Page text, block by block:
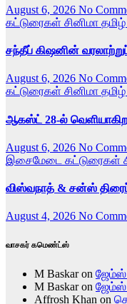
August 6, 2026 No
கட்டுரைகள் சினிமா தமிழ்
சந்தீப் கிஷனின்
August 6, 2026 No
கட்டுரைகள் சினிமா தமிழ்
ஆகஸ்ட் 28-ல்
August 6, 2026 No
இசைமேடை கட்டுரைகள்
விஸ்வநாத் & சன்ஸ்
August 4, 2026 No
வாசகர் கமெண்ட்ஸ்
M Baskaron
M Baskaron
Affrosh Khan on